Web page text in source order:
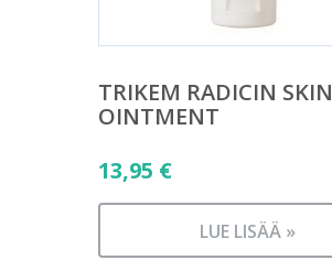
TRIKEM RADICIN SKIN
OINTMENT
13,95 €
LUE LISÄÄ »